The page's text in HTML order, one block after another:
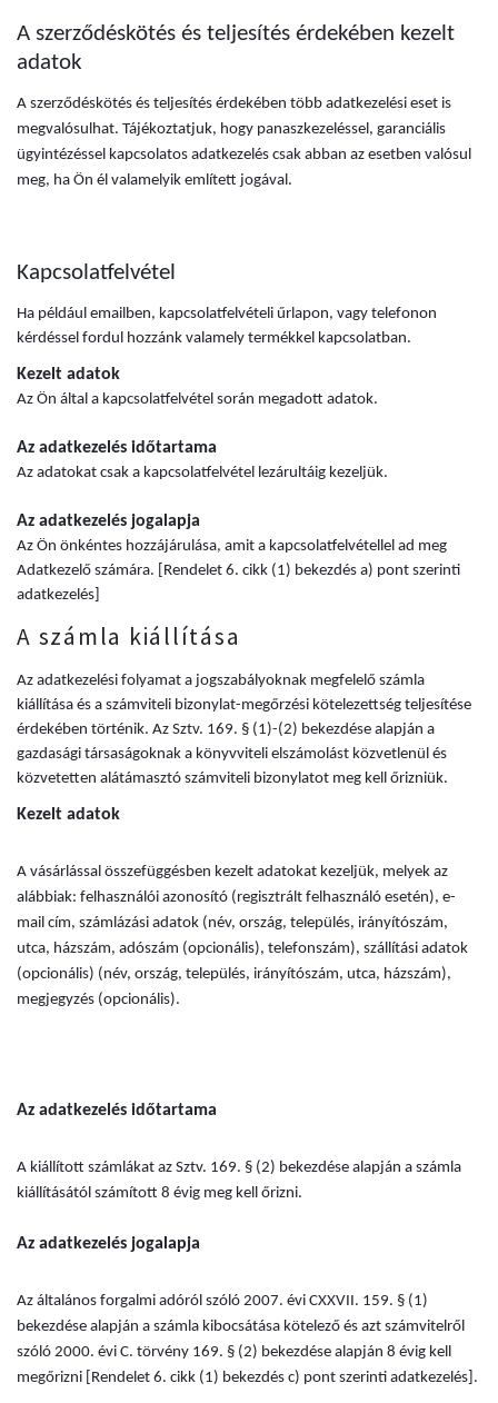
A szerződéskötés és teljesítés érdekében kezelt
adatok
A szerződéskötés és teljesítés érdekében több adatkezelési eset is
megvalósulhat. Tájékoztatjuk, hogy panaszkezeléssel, garanciális
ügyintézéssel kapcsolatos adatkezelés csak abban az esetben valósul
meg, ha Ön él valamelyik említett jogával.
Kapcsolatfelvétel
Ha például emailben, kapcsolatfelvételi űrlapon, vagy telefonon
kérdéssel fordul hozzánk valamely termékkel kapcsolatban.
Kezelt adatok
Az Ön által a kapcsolatfelvétel során megadott adatok.
Az adatkezelés időtartama
Az adatokat csak a kapcsolatfelvétel lezárultáig kezeljük.
Az adatkezelés jogalapja
Az Ön önkéntes hozzájárulása, amit a kapcsolatfelvétellel ad meg
Adatkezelő számára. [Rendelet 6. cikk (1) bekezdés a) pont szerinti
adatkezelés]
A számla kiállítása
Az adatkezelési folyamat a jogszabályoknak megfelelő számla
kiállítása és a számviteli bizonylat-megőrzési kötelezettség teljesítése
érdekében történik. Az Sztv. 169. § (1)-(2) bekezdése alapján a
gazdasági társaságoknak a könyvviteli elszámolást közvetlenül és
közvetetten alátámasztó számviteli bizonylatot meg kell őrizniük.
Kezelt adatok
A vásárlással összefüggésben kezelt adatokat kezeljük, melyek az
alábbiak: felhasználói azonosító (regisztrált felhasználó esetén), e-
mail cím, számlázási adatok (név, ország, település, irányítószám,
utca, házszám, adószám (opcionális), telefonszám), szállítási adatok
(opcionális) (név, ország, település, irányítószám, utca, házszám),
megjegyzés (opcionális).
Az adatkezelés időtartama
A kiállított számlákat az Sztv. 169. § (2) bekezdése alapján a számla
kiállításától számított 8 évig meg kell őrizni.
Az adatkezelés jogalapja
Az általános forgalmi adóról szóló 2007. évi CXXVII. 159. § (1)
bekezdése alapján a számla kibocsátása kötelező és azt számvitelről
szóló 2000. évi C. törvény 169. § (2) bekezdése alapján 8 évig kell
megőrizni [Rendelet 6. cikk (1) bekezdés c) pont szerinti adatkezelés].